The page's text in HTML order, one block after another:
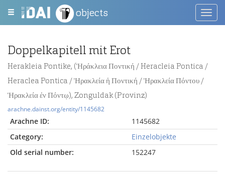
objects
Doppelkapitell mit Erot
Herakleia Pontike, (Ἡράκλεια Ποντική / Heracleia Pontica /
Heraclea Pontica / Ἡρακλεία ἡ Ποντική / Ἡρακλεία Πόντου /
Ἡρακλεία ἐν Πόντῳ), Zonguldak (Provinz)
arachne.dainst.org/entity/1145682
Arachne ID:
1145682
Category:
Einzelobjekte
Old serial number:
152247